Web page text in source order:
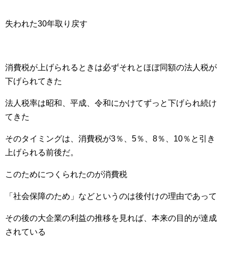
失われた30年取り戻す
消費税が上げられるときは必ずそれとほぼ同額の法人税が
下げられてきた
法人税率は昭和、平成、令和にかけてずっと下げられ続け
てきた
そのタイミングは、消費税が3％、5％、8％、10％と引き
上げられる前後だ。
このためにつくられたのが消費税
「社会保障のため」などというのは後付けの理由であって
その後の大企業の利益の推移を見れば、本来の目的が達成
されている